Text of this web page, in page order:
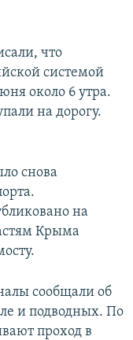
что
системой
около 6 утра.
на дорогу.
снова
на
Крыма
сообщали об
и подводных. По
проход в